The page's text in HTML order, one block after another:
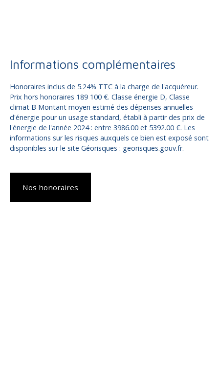
Informations complémentaires
Honoraires inclus de 5.24% TTC à la charge de l'acquéreur.
Prix hors honoraires 189 100 €. Classe énergie D, Classe
climat B Montant moyen estimé des dépenses annuelles
d'énergie pour un usage standard, établi à partir des prix de
l'énergie de l'année 2024 : entre 3986.00 et 5392.00 €. Les
informations sur les risques auxquels ce bien est exposé sont
disponibles sur le site Géorisques : georisques.gouv.fr.
Nos honoraires